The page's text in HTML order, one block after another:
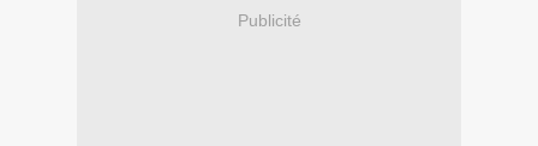
Publicité